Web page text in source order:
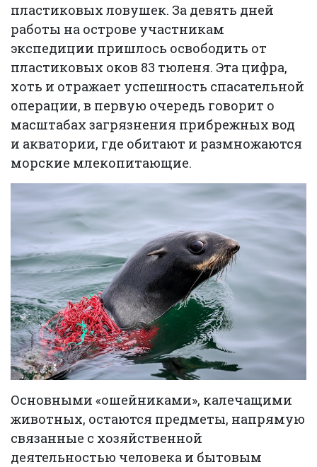
пластиковых ловушек. За девять дней
работы на острове участникам
экспедиции пришлось освободить от
пластиковых оков 83 тюленя. Эта цифра,
хоть и отражает успешность спасательной
операции, в первую очередь говорит о
масштабах загрязнения прибрежных вод
и акватории, где обитают и размножаются
морские млекопитающие.
Основными «ошейниками», калечащими
животных, остаются предметы, напрямую
связанные с хозяйственной
деятельностью человека и бытовым